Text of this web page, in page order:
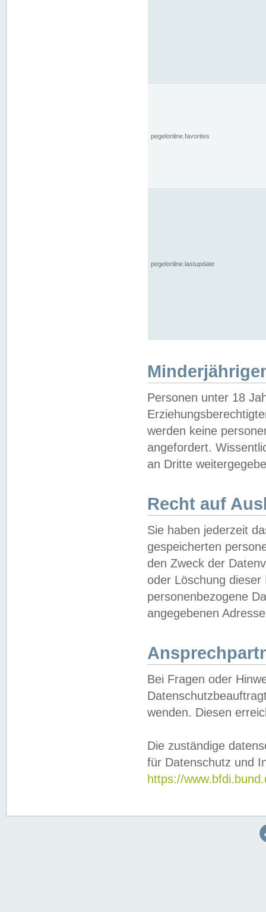
pegelonline.favorites
pegelonline.lastupdate
Personen unter 18
werden keine
angefordert.
an Dritte
Recht auf
Sie haben jederzeit
gespeicherten
den Zweck der
oder Löschung
personenbezogene
angegebenen
Bei Fragen oder
wenden. Diesen
Die zuständige
für Datenschutz und
https://